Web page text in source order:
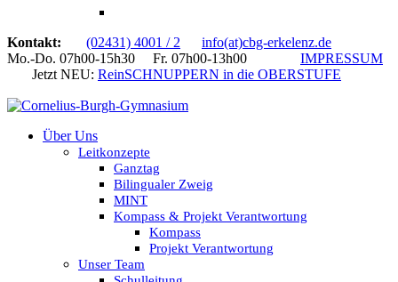
Kontakt: (02431) 4001 / 2
info(at)cbg-erkelenz.de
Mo.-Do. 07h00-15h30 Fr. 07h00-13h00 IMPRESSUM
Jetzt NEU: ReinSCHNUPPERN in die OBERSTUFE
Über Uns
Leitkonzepte
Ganztag
Bilingualer Zweig
MINT
Kompass & Projekt Verantwortung
Kompass
Projekt Verantwortung
Unser Team